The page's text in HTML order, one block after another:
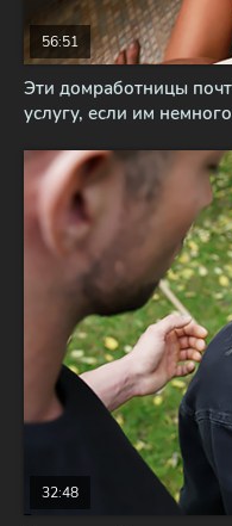
Эти домработницы
услугу, если им
56:51
32:48